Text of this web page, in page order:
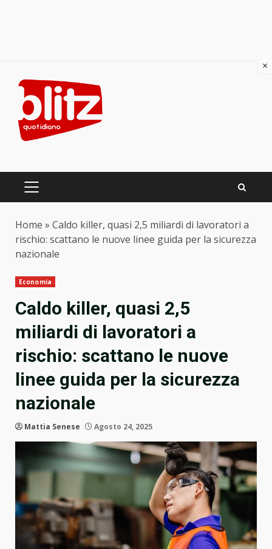
content
PRIMARY
Home » Caldo killer, quasi 2,5 miliardi di lavoratori a
rischio: scattano le nuove linee guida per la sicurezza
nazionale
Economia
Caldo killer, quasi 2,5
miliardi di lavoratori a
rischio: scattano le nuove
linee guida per la sicurezza
nazionale
Mattia Senese Agosto 24, 2025
×